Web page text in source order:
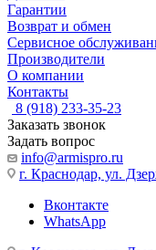
Гарантии
Возврат и обмен
Сервисное
Производители
О компании
Контакты
8 (918) 233-35-23
Заказать звонок
Задать вопрос
info@armispro.ru
г. Краснодар, ул.
Вконтакте
WhatsApp